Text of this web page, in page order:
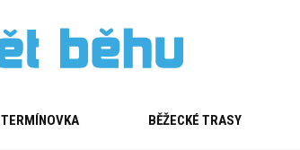
TERMÍNOVKA BĚŽECKÉ TRASY